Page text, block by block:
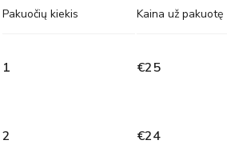
Pakuočių kiekis Kaina už pakuotę
1 €25
2 €24